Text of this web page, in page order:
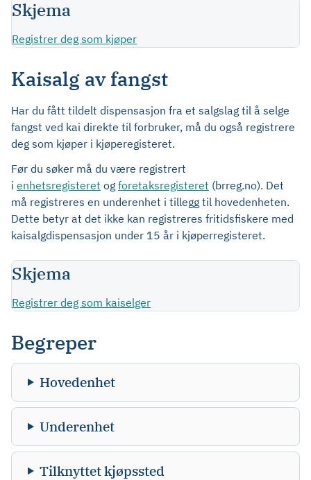
Skjema
Registrer deg som kjøper
Kaisalg av fangst
Har du fått tildelt dispensasjon fra et salgslag til å selge
fangst ved kai direkte til forbruker, må du også registrere
deg som kjøper i kjøperegisteret.
Før du søker må du være registrert
i enhetsregisteret og foretaksregisteret (brreg.no). Det
må registreres en underenhet i tillegg til hovedenheten.
Dette betyr at det ikke kan registreres fritidsfiskere med
kaisalgdispensasjon under 15 år i kjøperregisteret.
Skjema
Registrer deg som kaiselger
Begreper
Hovedenhet
Underenhet
Tilknyttet kjøpssted